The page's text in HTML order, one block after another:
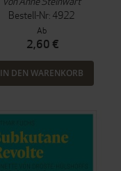
Bestell-Nr: 4922
Ab
2,60 €
IN DEN WARENKORB